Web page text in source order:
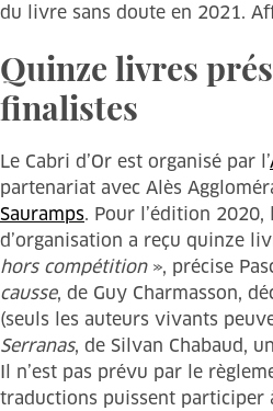
du livre sans doute en 2021.
Quinze livres
finalistes
Le Cabri d’Or est organisé par l’
partenariat avec Alès
Sauramps. Pour l’édition 2020,
d’organisation a reçu quinze
hors compétition», précise
causse, de Guy Charmasson,
(seuls les auteurs vivants
Serranas, de Silvan Chabaud,
Il n’est pas prévu par le
traductions puissent participer